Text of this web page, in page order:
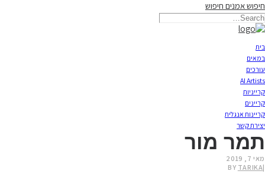
חיפוש אמנים חיפוש
בית
במאים
עורכים
AI Artists
קרייניות
קריינים
קריינות אנגלית
יצירת קשר
תמר מור
מאי 7, 2019
|
BY TARIKA